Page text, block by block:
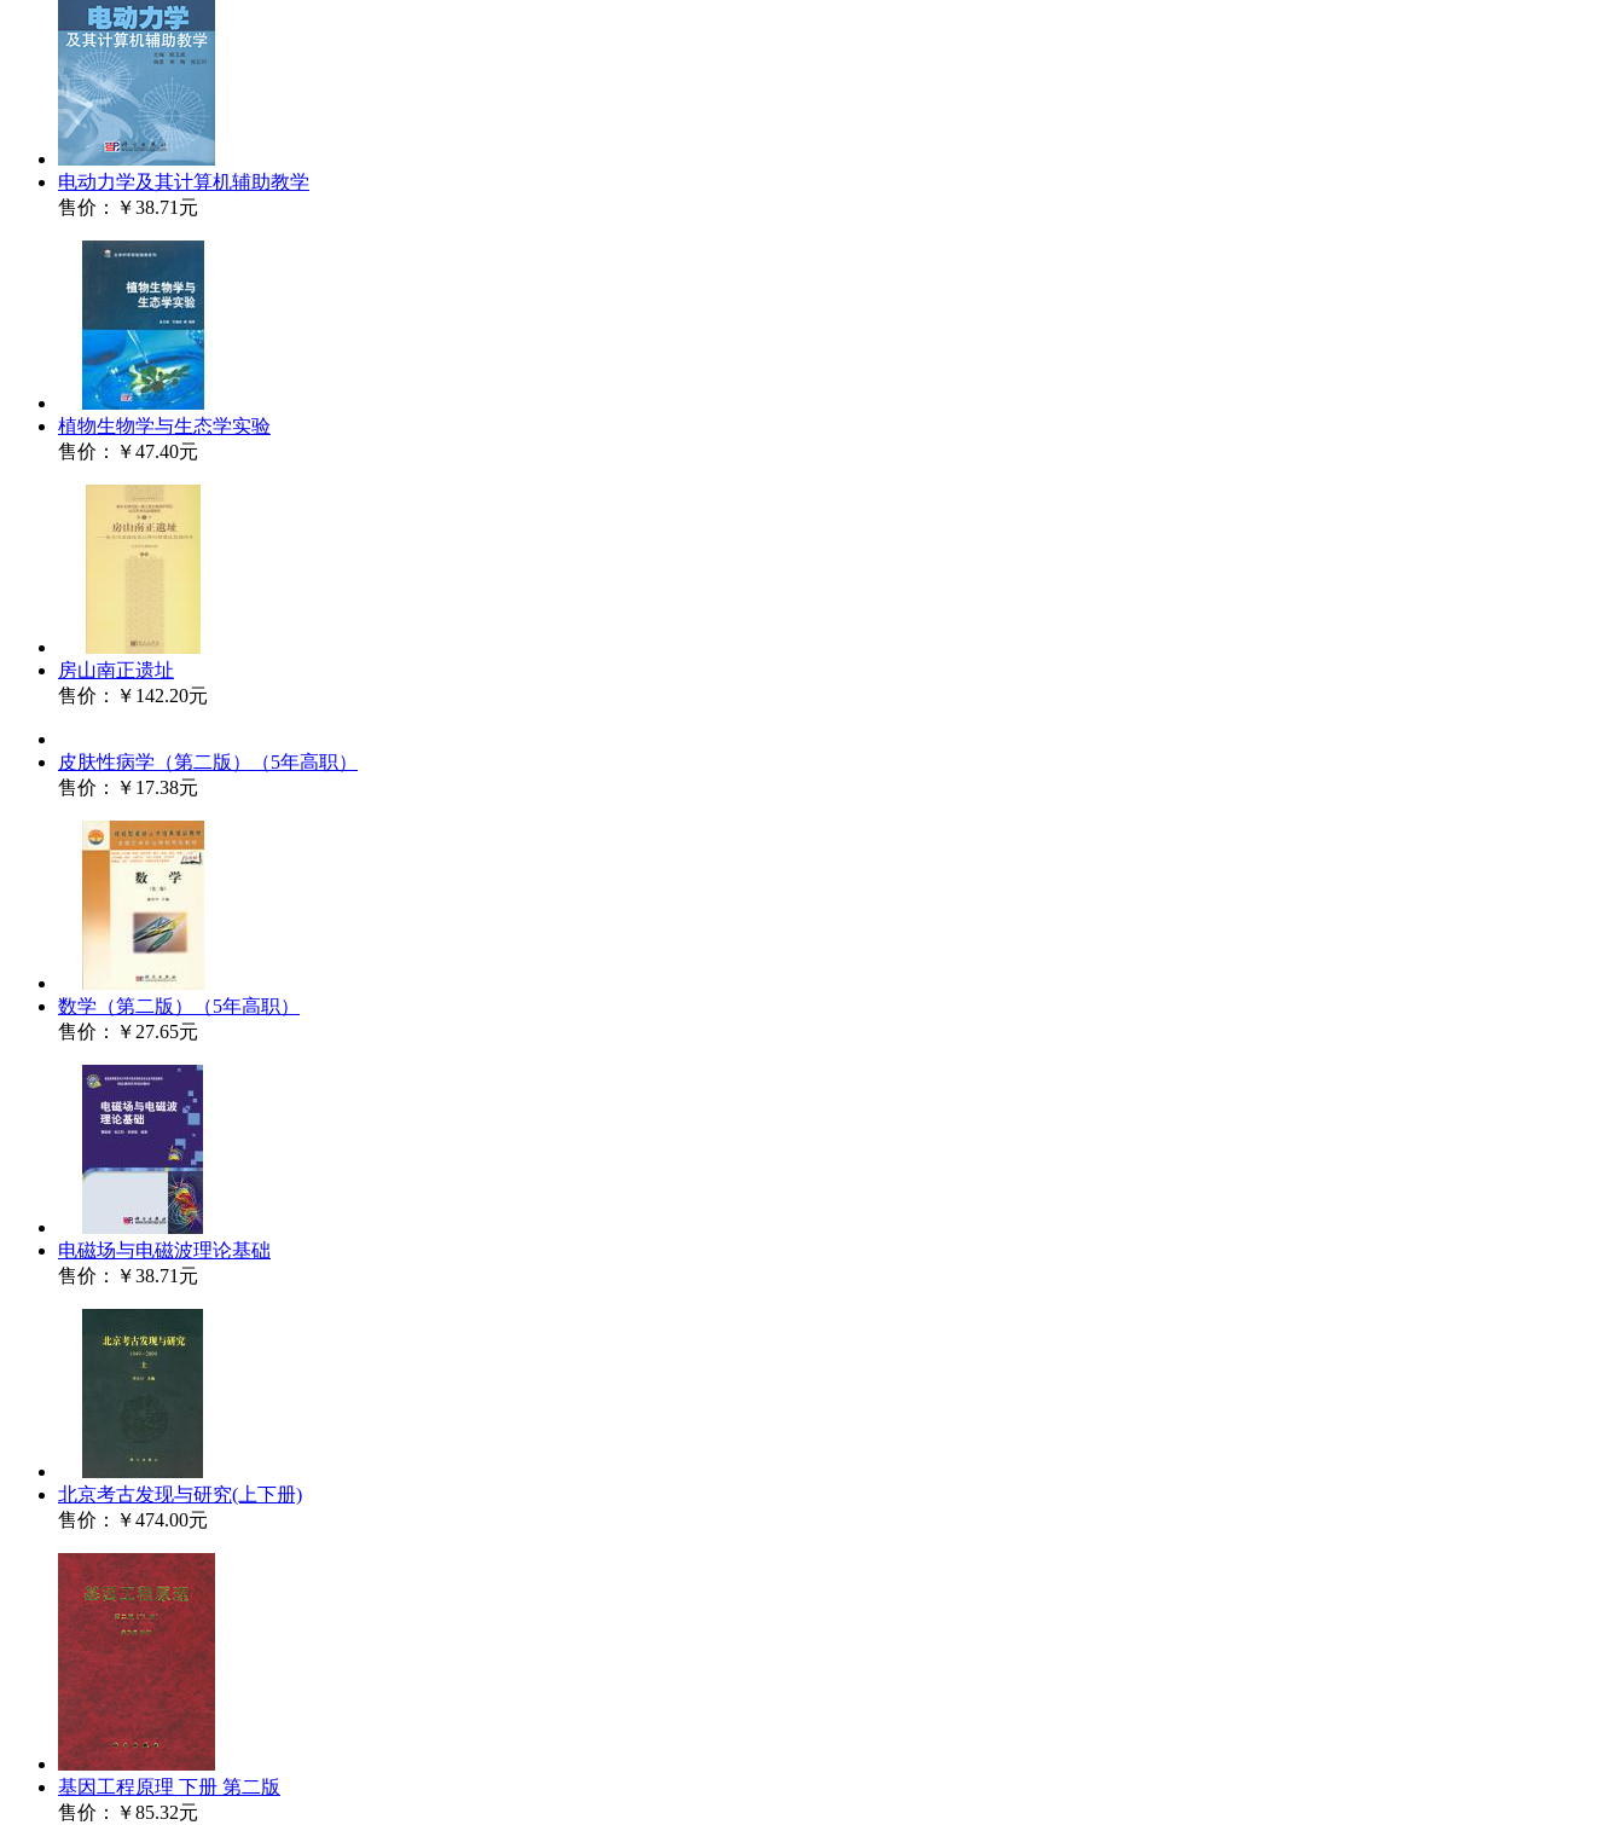
电动力学及其计算机辅助教学
售价：
￥38.71元
植物生物学与生态学实验
售价：
￥47.40元
房山南正遗址
售价：
￥142.20元
皮肤性病学（第二版）（5年高职）
售价：
￥17.38元
数学（第二版）（5年高职）
售价：
￥27.65元
电磁场与电磁波理论基础
售价：
￥38.71元
北京考古发现与研究(上下册)
售价：
￥474.00元
基因工程原理 下册 第二版
售价：
￥85.32元